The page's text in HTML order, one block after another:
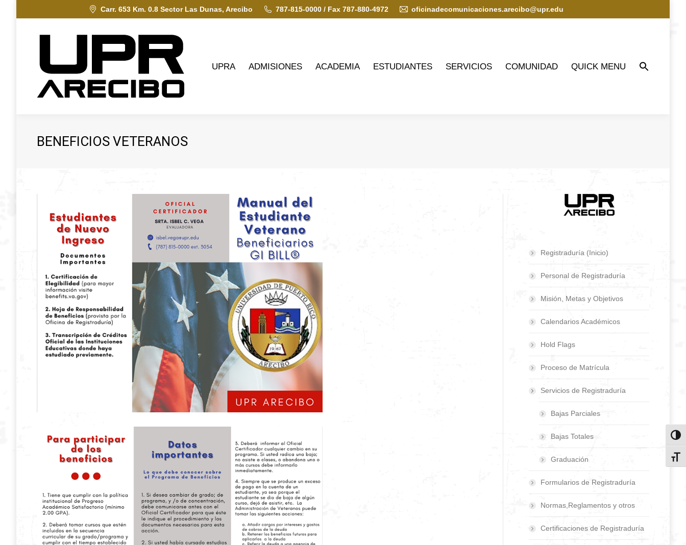
Carr. 653 Km. 0.8 Sector Las Dunas, Arecibo 787-815-0000 / Fax 787-880-4972 oficinadecomunicaciones.arecibo@upr.edu
UPRA ADMISIONES ACADEMIA ESTUDIANTES SERVICIOS COMUNIDAD QUICK MENU
BENEFICIOS VETERANOS
Registraduría (Inicio)
Personal de Registraduría
Misión, Metas y Objetivos
Calendarios Académicos
Hold Flags
Proceso de Matrícula
Servicios de Registraduría
Bajas Parciales
Bajas Totales
Graduación
Formularios de Registraduría
Normas,Reglamentos y otros
Certificaciones de Registraduría
ADMISIONES ESTUDIANTES COMUNIDAD